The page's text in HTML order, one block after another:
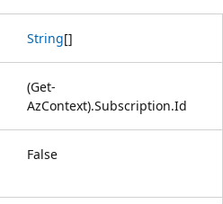
String[]
(Get-
AzContext).Subscription.Id
False